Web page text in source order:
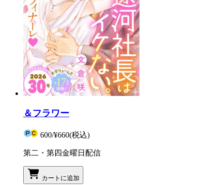
＆フラワー
600/¥660(税込)
第二・第四金曜日配信
カートに追加